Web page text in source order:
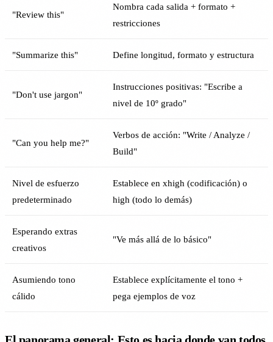
"Review this"
Nombra cada salida + formato +
restricciones
"Summarize this" Define longitud, formato y estructura
"Don't use jargon"
Instrucciones positivas: "Escribe a
nivel de 10º grado"
"Can you help me?"
Verbos de acción: "Write / Analyze /
Build"
Nivel de esfuerzo
predeterminado
Establece en xhigh (codificación) o
high (todo lo demás)
Esperando extras
creativos
"Ve más allá de lo básico"
Asumiendo tono
cálido
Establece explícitamente el tono +
pega ejemplos de voz